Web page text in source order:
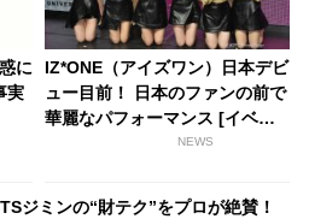
に
実
IZ*ONE（アイズワン）日本デビ
ュー目前！ 日本のファンの前で
華麗なパフォーマンス [イベン
NEWS
ジミンの“財テク”をプロが絶賛！